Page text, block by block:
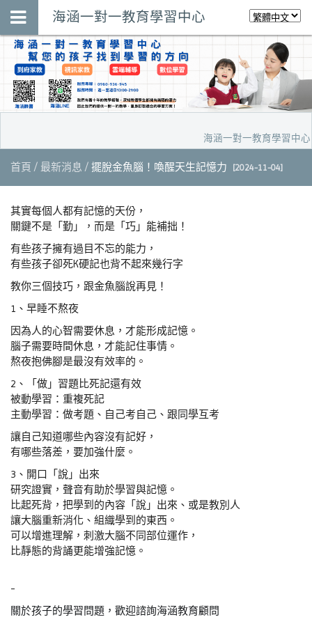
海涵一對一教育學習中心
海涵一對一教育學習中
首頁 最新消息 擺脫金魚腦！喚醒天生記憶力 [2024-11-04]
其實每個人都有記憶的天份，
關鍵不是「勤」，而是「巧」能補拙！
有些孩子擁有過目不忘的能力，
有些孩子卻死K硬記也背不起來幾行字
教你三個技巧，跟金魚腦說再見！
1、早睡不熬夜
因為人的心智需要休息，才能形成記憶。
腦子需要時間休息，才能記住事情。
熬夜抱佛腳是最沒有效率的。
2、「做」習題比死記還有效
被動學習：重複死記
主動學習：做考題、自己考自己、跟同學互考
讓自己知道哪些內容沒有記好，
有哪些落差，要加強什麼。
3、開口「說」出來
研究證實，聲音有助於學習與記憶。
比起死背，把學到的內容「說」出來、或是教別人
讓大腦重新消化、組織學到的東西。
可以增進理解，刺激大腦不同部位運作，
比靜態的背誦更能增強記憶。
-
關於孩子的學習問題，歡迎諮詢海涵教育顧問